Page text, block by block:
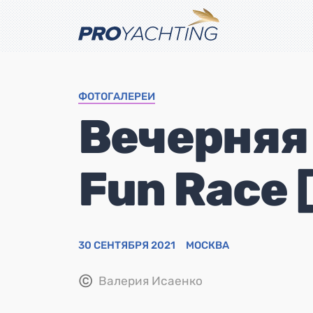
ФОТОГАЛЕРЕИ
Fun Race
30 СЕНТЯБРЯ 2021 МОСКВА
© Валерия Исаенко